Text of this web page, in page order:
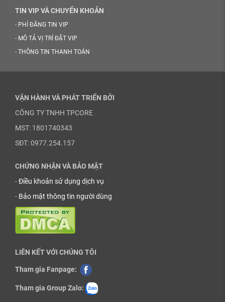
TIN VIP VÀ CHUYỂN KHOẢN
- PHÍ ĐĂNG TIN VIP
- MÔ TẢ VỊ TRÍ ĐẶT VIP
- THÔNG TIN THANH TOÁN
VẬN HÀNH VÀ PHÁT TRIỂN BỞI
CÔNG TY TNHH TPCORE
MST: 1801740343
SĐT: 0977.254.157
CHỨNG NHẬN VÀ BẢO MẬT
-Điều khoản sử dụng dịch vụ
- Bảo mật thông tin người dùng
LIÊN KẾT VỚI CHÚNG TÔI
Tham gia Fanpage:
Tham gia Group Zalo: